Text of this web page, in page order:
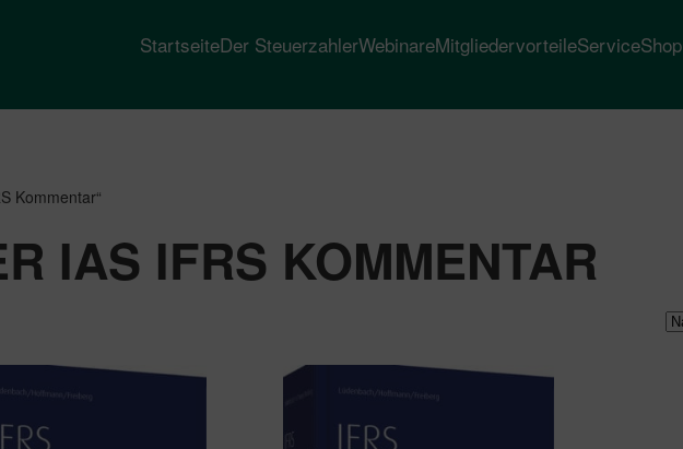
StartseiteDer SteuerzahlerWebinareMitgliedervorteileServiceShop
Kommentar“
IAS IFRS KOMMENTAR